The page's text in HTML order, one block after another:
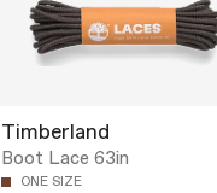
Timberland
Boot Lace 63in
ONE SIZE